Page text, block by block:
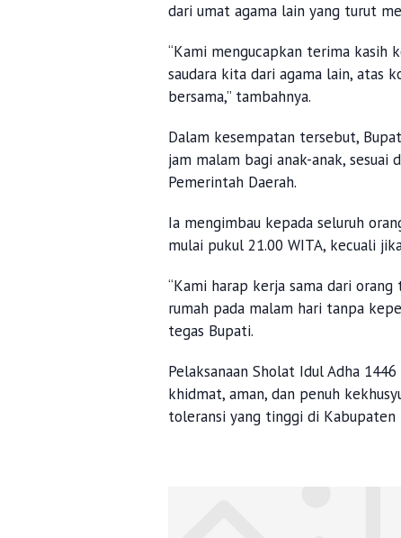
dari umat agama lain yang turut
“Kami mengucapkan terima kasih
saudara kita dari agama lain, atas
bersama,” tambahnya.
Dalam kesempatan tersebut,
jam malam bagi anak-anak,
Pemerintah Daerah.
Ia mengimbau kepada seluruh
mulai pukul 21.00 WITA, kecuali
“Kami harap kerja sama dari
rumah pada malam hari tanpa
tegas Bupati.
Pelaksanaan Sholat Idul Adha
khidmat, aman, dan penuh
toleransi yang tinggi di Kabupaten